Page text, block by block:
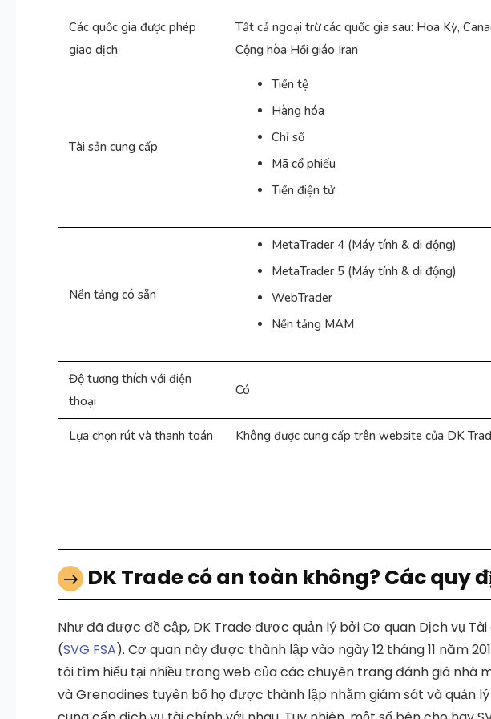
Các quốc gia được phép
giao dịch
Tất cả ngoại trừ các quốc gia sau: Hoa Kỳ,
Cộng hòa Hồi giáo Iran
Tài sản cung cấp
Tiền tệ
Hàng hóa
Chỉ số
Mã cổ phiếu
Tiền điện tử
Nền tảng có sẵn
MetaTrader 4 (Máy tính & di động)
MetaTrader 5 (Máy tính & di động)
WebTrader
Nền tảng MAM
Độ tương thích với điện
thoại
Có
Lựa chọn rút và thanh toán Không được cung cấp trên website của DK
DK Trade có an toàn không? Các quy
Như đã được đề cập, DK Trade được quản lý bởiCơ quan Dịch vụ
(SVG FSA). Cơ quan này được thành lập vào ngày 12 tháng 11 năm
tôi tìm hiểu tại nhiều trang web của các chuyên trang đánh giá nhà
và Grenadines tuyên bố họ được thành lập nhằm giám sát và quản